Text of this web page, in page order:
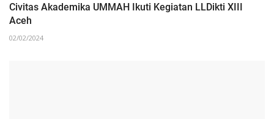
Civitas Akademika UMMAH Ikuti Kegiatan LLDikti XIII
Aceh
02/02/2024